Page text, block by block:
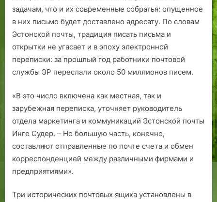
задачам, что и их современные собратья: опущенное
в них письмо будет доставлено адресату. По словам
Эстонской почты, традиция писать письма и
открытки не угасает и в эпоху электронной
переписки: за прошлый год работники почтовой
службы ЭР переслали около 50 миллионов писем.
«В это число включена как местная, так и
зарубежная переписка, уточняет руководитель
отдела маркетинга и коммуникаций Эстонской почты
Инге Судер. – Но большую часть, конечно,
составляют отправленные по почте счета и обмен
корреспонденцией между различными фирмами и
предприятиями».
Три исторических почтовых ящика установлены в